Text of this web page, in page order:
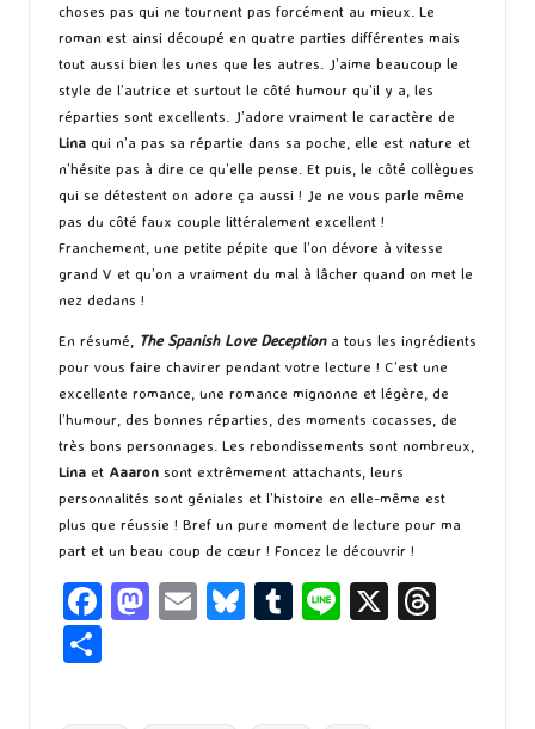
choses pas qui ne tournent pas forcément au mieux. Le
roman est ainsi découpé en quatre parties différentes mais
tout aussi bien les unes que les autres. J’aime beaucoup le
style de l’autrice et surtout le côté humour qu’il y a, les
réparties sont excellents. J’adore vraiment le caractère de
Lina qui n’a pas sa répartie dans sa poche, elle est nature et
n’hésite pas à dire ce qu’elle pense. Et puis, le côté collègues
qui se détestent on adore ça aussi ! Je ne vous parle même
pas du côté faux couple littéralement excellent !
Franchement, une petite pépite que l’on dévore à vitesse
grand V et qu’on a vraiment du mal à lâcher quand on met le
nez dedans !
En résumé, The Spanish Love Deceptiona tous les ingrédients
pour vous faire chavirer pendant votre lecture ! C’est une
excellente romance, une romance mignonne et légère, de
l’humour, des bonnes réparties, des moments cocasses, de
très bons personnages. Les rebondissements sont nombreux,
Lina et Aaaron sont extrêmement attachants, leurs
personnalités sont géniales et l’histoire en elle-même est
plus que réussie ! Bref un pure moment de lecture pour ma
part et un beau coup de cœur ! Foncez le découvrir !
Fa
o
M
d
E
l
Bl
ky
T
bl
Li X